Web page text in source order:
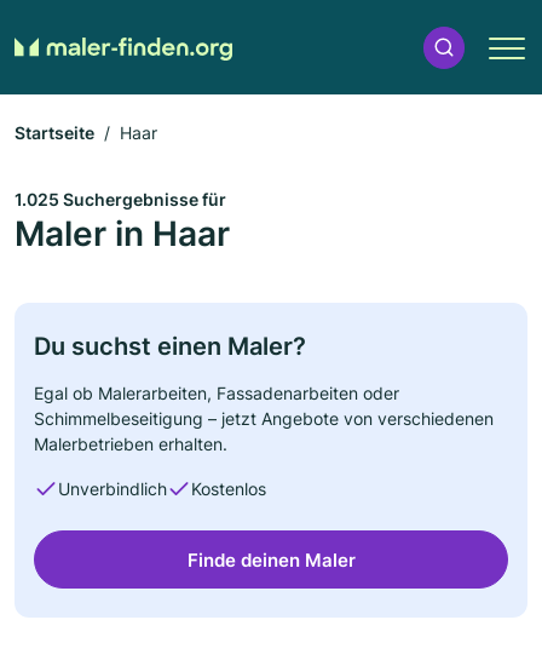
Startseite Haar
1.025 Suchergebnisse für
Maler in Haar
Du suchst einen Maler?
Egal ob Malerarbeiten, Fassadenarbeiten oder
Schimmelbeseitigung – jetzt Angebote von verschiedenen
Malerbetrieben erhalten.
Unverbindlich Kostenlos
Finde deinen Maler